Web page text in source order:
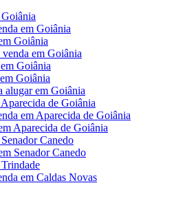
Goiânia
em Goiânia
Goiânia
venda em Goiânia
Goiânia
Goiânia
alugar em Goiânia
de Goiânia
em Aparecida de Goiânia
Aparecida de Goiânia
Canedo
Senador Canedo
em Caldas Novas